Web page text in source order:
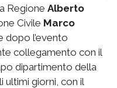
Regione Alberto
Civile Marco
dopo l’evento
collegamento con il
dipartimento della
ultimi giorni, con il